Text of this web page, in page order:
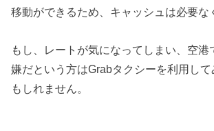
移動ができるため、キャッシュは必要な
もし、レートが気になってしまい、空港
嫌だという方はGrabタクシーを利用し
もしれません。